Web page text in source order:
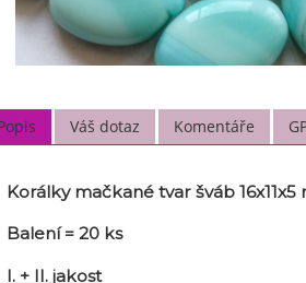
Váš dotaz Komentáře
Korálky mačkané tvar šváb
Balení = 20 ks
I. + II. jakost